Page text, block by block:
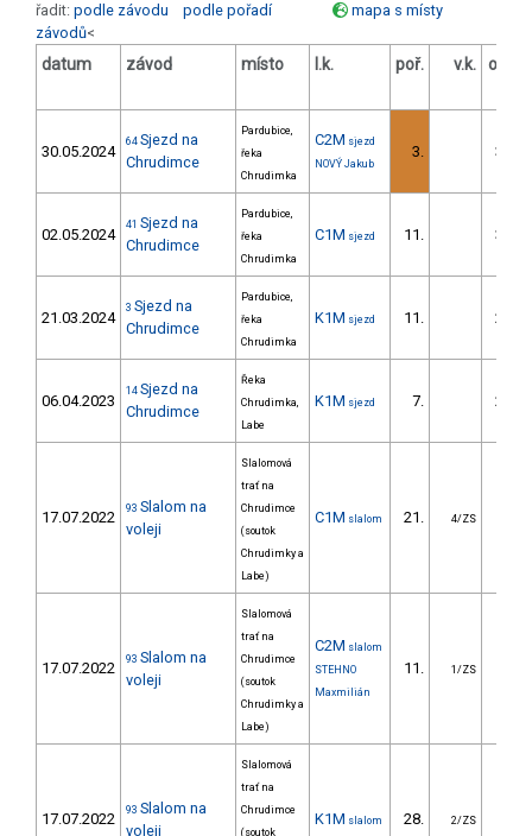
řadit: podle závodu podle pořadí
mapa s místy
závodů<
datum závod místo l.k. poř. v.k.
30.05.2024
64 Sjezd na
Chrudimce
Pardubice,
řeka
Chrudimka
C2M sjezd
NOVÝ Jakub
3.
02.05.2024
41 Sjezd na
Chrudimce
Pardubice,
řeka
Chrudimka
C1M sjezd 11.
21.03.2024
3 Sjezd na
Chrudimce
Pardubice,
řeka
Chrudimka
K1M sjezd 11.
06.04.2023
14 Sjezd na
Chrudimce
Řeka
Chrudimka,
Labe
K1M sjezd 7.
17.07.2022 93 Slalom na
voleji
Slalomová
trať na
Chrudimce
(soutok
Chrudimky a
Labe)
C1M slalom 21. 4/ZS
17.07.2022 93 Slalom na
voleji
Slalomová
trať na
Chrudimce
(soutok
Chrudimky a
Labe)
C2M slalom
STEHNO
Maxmilián
11. 1/ZS
17.07.2022 93 Slalom na
voleji
Slalomová
trať na
Chrudimce
(soutok
K1M slalom 28. 2/ZS